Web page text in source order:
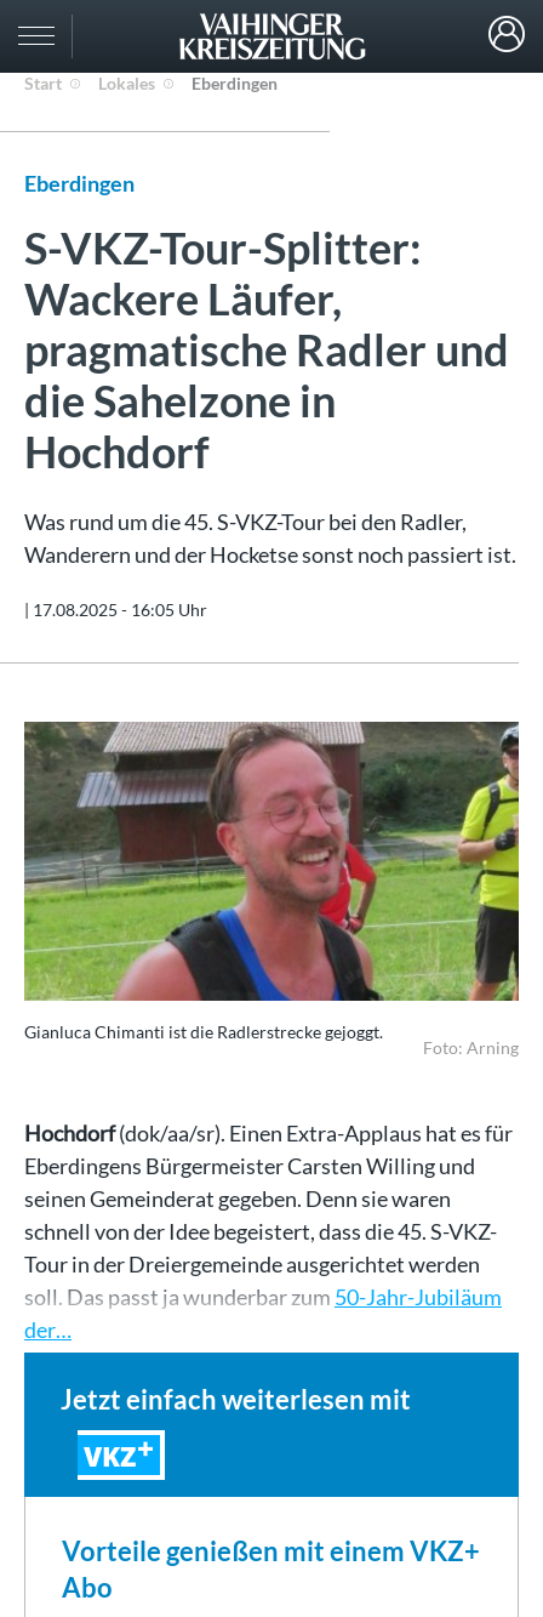
Start Lokales Eberdingen
Eberdingen
S-VKZ-Tour-Splitter:
Wackere Läufer,
pragmatische Radler und
die Sahelzone in
Hochdorf
Was rund um die 45. S-VKZ-Tour bei den Radler,
Wanderern und der Hocketse sonst noch passiert ist.
| 17.08.2025 - 16:05 Uhr
Gianluca Chimanti ist die Radlerstrecke gejoggt.
Foto: Arning
Hochdorf(dok/aa/sr). Einen Extra-Applaus hat es für
Eberdingens Bürgermeister Carsten Willing und
seinen Gemeinderat gegeben. Denn sie waren
schnell von der Idee begeistert, dass die 45. S-VKZ-
Tour in der Dreiergemeinde ausgerichtet werden
soll. Das passt ja wunderbar zum 50-Jahr-Jubiläum
der…
Jetzt einfach weiterlesen mit
VKZ
Vorteile genießen mit einem VKZ+
Abo